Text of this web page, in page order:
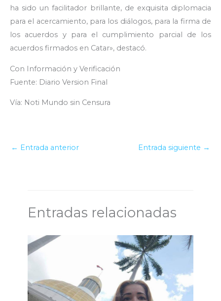
ha sido un facilitador brillante, de exquisita diplomacia
para el acercamiento, para los diálogos, para la firma de
los acuerdos y para el cumplimiento parcial de los
acuerdos firmados en Catar», destacó.
Con Información y Verificación
Fuente: Diario Version Final
Vía: Noti Mundo sin Censura
← Entrada anterior Entrada siguiente →
Entradas relacionadas